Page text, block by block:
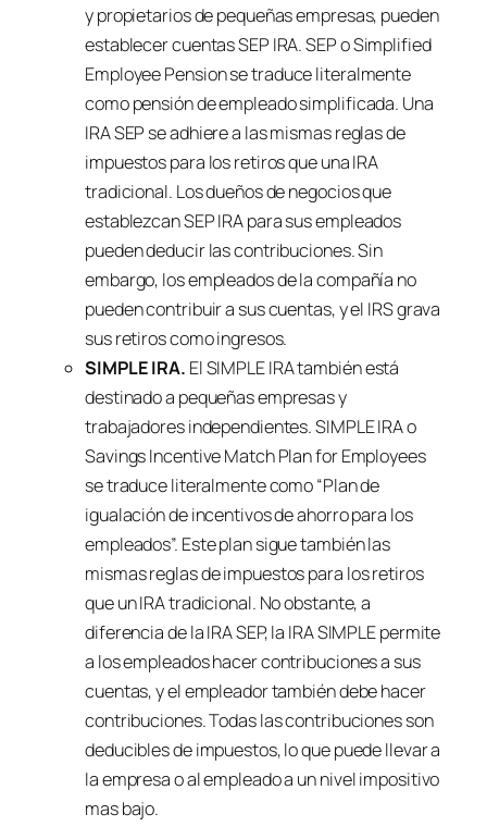
y propietarios de pequeñas empresas, pueden
establecer cuentas SEP IRA. SEP oSimplified
Employee Pensionse traduce literalmente
como pensión de empleado simplificada. Una
IRA SEP se adhiere a las mismas reglas de
impuestos para los retiros que una IRA
tradicional. Los dueños de negocios que
establezcan SEP IRA para sus empleados
pueden deducir las contribuciones. Sin
embargo, los empleados de la compañía no
pueden contribuir a sus cuentas, y el IRS grava
sus retiros como ingresos.
SIMPLE IRA. El SIMPLE IRA también está
destinado a pequeñas empresas y
trabajadores independientes. SIMPLE IRA o
Savings Incentive Match Plan for Employees
se traduce literalmente como “Plan de
igualación de incentivos de ahorro para los
empleados”. Este plan sigue también las
mismas reglas de impuestos para los retiros
que un IRA tradicional. No obstante, a
diferencia de la IRA SEP, la IRA SIMPLE permite
a los empleados hacer contribuciones a sus
cuentas, y el empleador también debe hacer
contribuciones. Todas las contribuciones son
deducibles de impuestos, lo que puede llevar a
la empresa o al empleado a un nivel impositivo
mas bajo.